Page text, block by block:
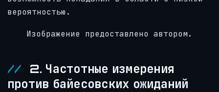
вероятностью.
Изображение предоставлено автором.
2. Частотные измерения
против байесовских ожиданий